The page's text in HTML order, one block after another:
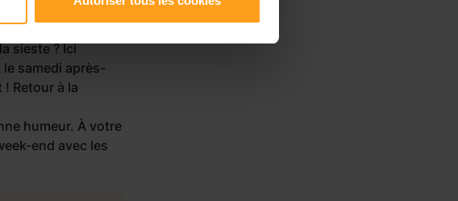
vous trouver
ou faire du
sieste ? Ici
samedi après-
Retour à la
humeur. À votre
end avec les